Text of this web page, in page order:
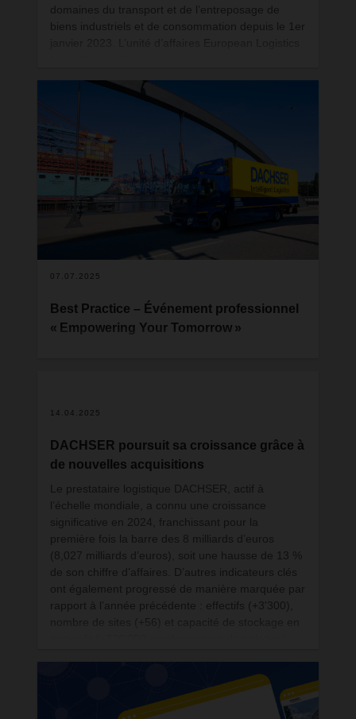
domaines du transport et de l’entreposage de
biens industriels et de consommation depuis le 1er
(46 ans), qui reprendra le flambeau de Wolfgang
Reinel (62 ans), en poste depuis 2014.
07.07.2025
Best Practice – Événement professionnel
« Empowering Your Tomorrow »
Switzerland Innovation Park Zurich à Dübendorf.
principal, DACHSER Spedition AG. Le public cible
comprend des spécialistes, cadres et
décideuses/décideurs issus de divers secteurs
d’activité, intéressés par les méthodes de travail
modernes, les technologies innovantes et les
solutions de transport intelligentes.
14.04.2025
DACHSER poursuit sa croissance grâce à
de nouvelles acquisitions
Le prestataire logistique DACHSER, actif à
l’échelle mondiale, a connu une croissance
significative en 2024, franchissant pour la
première fois la barre des 8 milliards d’euros
(8,027 milliards d’euros), soit une hausse de 13 %
de son chiffre d’affaires. D’autres indicateurs clés
ont également progressé de manière marquée par
rapport à l’année précédente : effectifs (+3'300),
chiffre d’affaires net de 121,7 millions de francs
suisses (+5,5 %) sur l’exercice 2024.